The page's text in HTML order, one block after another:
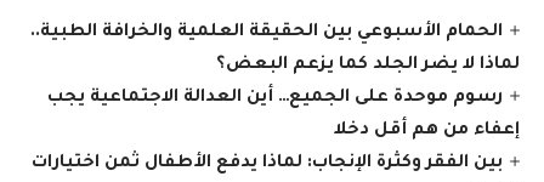
الحمام الأسبوعي بين الحقيقة العلمية والخرافة الطبية..
لماذا لا يضر الجلد كما يزعم البعض؟
رسوم موحدة على الجميع… أين العدالة الاجتماعية يجب
إعفاء من هم أقل دخلا
بين الفقر وكثرة الإنجاب: لماذا يدفع الأطفال ثمن اختيارات